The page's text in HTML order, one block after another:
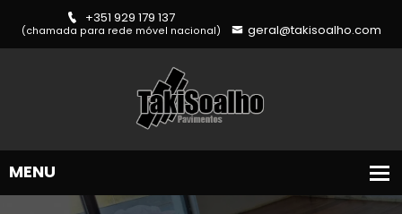
+351 929 179 137
(chamada para rede móvel nacional) geral@takisoalho.com